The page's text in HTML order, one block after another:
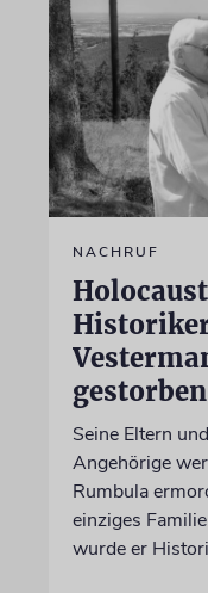
NACHRUF
gestorben
Seine Eltern
Angehörige
Rumbula
einziges
wurde er